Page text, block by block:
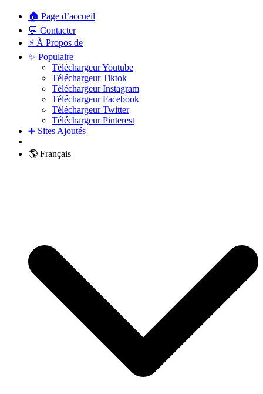
🏠 Page d’accueil
💬 Contacter
⚡ À Propos de
✨ Populaire
Téléchargeur Youtube
Téléchargeur Tiktok
Téléchargeur Instagram
Téléchargeur Facebook
Téléchargeur Twitter
Téléchargeur Pinterest
➕ Sites Ajoutés
🌎 Français